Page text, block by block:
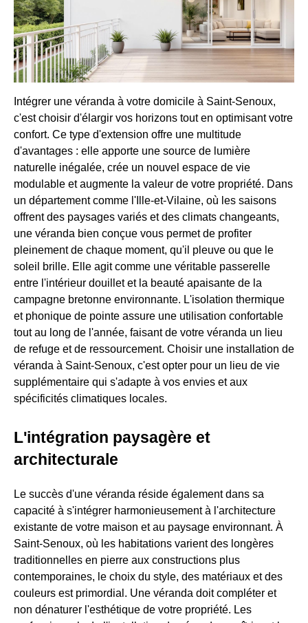
Intégrer une véranda à votre domicile à Saint-Senoux,
c'est choisir d'élargir vos horizons tout en optimisant votre
confort. Ce type d'extension offre une multitude
d'avantages : elle apporte une source de lumière
naturelle inégalée, crée un nouvel espace de vie
modulable et augmente la valeur de votre propriété. Dans
un département comme l'Ille-et-Vilaine, où les saisons
offrent des paysages variés et des climats changeants,
une véranda bien conçue vous permet de profiter
pleinement de chaque moment, qu'il pleuve ou que le
soleil brille. Elle agit comme une véritable passerelle
entre l'intérieur douillet et la beauté apaisante de la
campagne bretonne environnante. L'isolation thermique
et phonique de pointe assure une utilisation confortable
tout au long de l'année, faisant de votre véranda un lieu
de refuge et de ressourcement. Choisir une installation de
véranda à Saint-Senoux, c'est opter pour un lieu de vie
supplémentaire qui s'adapte à vos envies et aux
spécificités climatiques locales.
L'intégration paysagère et
architecturale
Le succès d'une véranda réside également dans sa
capacité à s'intégrer harmonieusement à l'architecture
existante de votre maison et au paysage environnant. À
Saint-Senoux, où les habitations varient des longères
traditionnelles en pierre aux constructions plus
contemporaines, le choix du style, des matériaux et des
couleurs est primordial. Une véranda doit compléter et
non dénaturer l'esthétique de votre propriété. Les